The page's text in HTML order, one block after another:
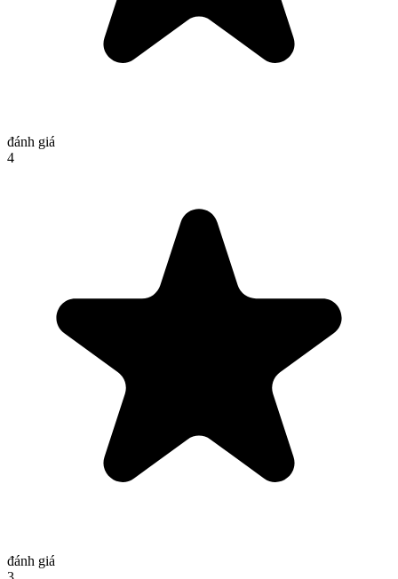
đánh giá
4
đánh giá